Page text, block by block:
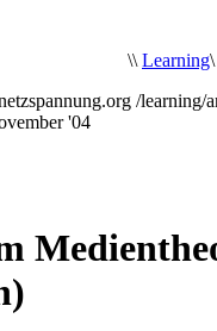
\\ Learning\
/learning/
'04